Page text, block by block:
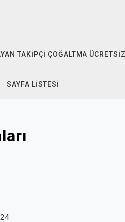
TAKIPÇI ÇOĞALTMA ÜCRETSIZ
SAYFA LISTESI